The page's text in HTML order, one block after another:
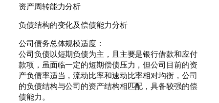
资产周转能力分析
负债结构的变化及偿债能力分析
公司债务总体规模适度：
公司负债以短期负债为主，且主要是银行借款和应付
款项，虽面临一定的短期偿债压力，但公司目前的资
产负债率适当，流动比率和速动比率相对均衡，公司
的负债结构与公司的资产结构相匹配，具备较强的偿
债能力。